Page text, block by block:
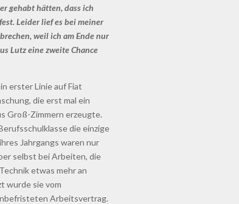
gehabt hätten, dass ich
Leider lief es bei meiner
weil ich am Ende nur
Lutz eine zweite Chance
erster Linie auf Fiat
die erst mal ein
Groß-Zimmern erzeugte.
die einzige
Jahrgangs waren nur
selbst bei Arbeiten, die
etwas mehr an
wurde sie vom
Arbeitsvertrag.